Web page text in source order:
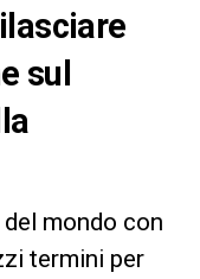
sul
mondo con
termini per